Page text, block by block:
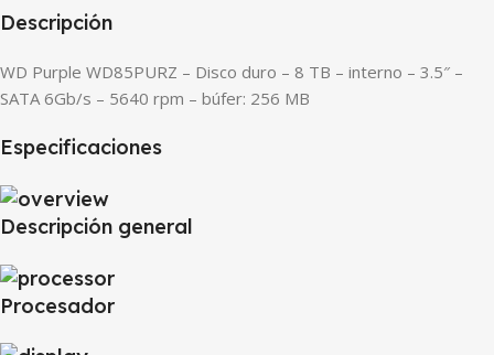
Descripción
WD Purple WD85PURZ – Disco duro – 8 TB – interno – 3.5″ –
SATA 6Gb/s – 5640 rpm – búfer: 256 MB
Especificaciones
Descripción general
Procesador